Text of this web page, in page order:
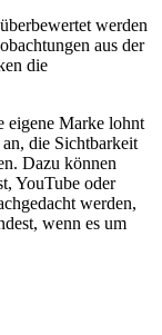
werden
aus der
die
eigene Marke lohnt
die Sichtbarkeit
Dazu können
YouTube oder
werden,
wenn es um